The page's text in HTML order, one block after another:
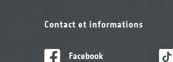
Contact et informations
Facebook